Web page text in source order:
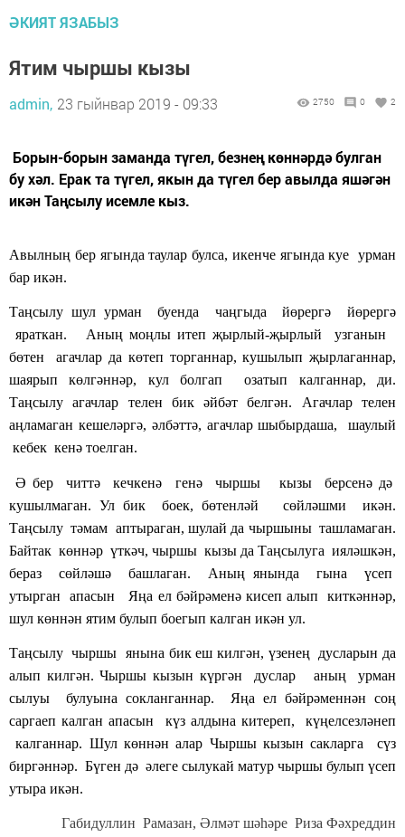
ӘКИЯТ ЯЗАБЫЗ
Ятим чыршы кызы
admin, 23 гыйнвар 2019 - 09:33 2750 0 2
Борын-борын заманда түгел, безнең көннәрдә булган
бу хәл. Ерак та түгел, якын да түгел бер авылда яшәгән
икән Таңсылу исемле кыз.
Авылның бер ягында таулар булса, икенче ягында куе урман
бар икән.
Таңсылу шул урман буенда чаңгыда йөрергәйөрергә
яраткан. Аның моңлы итеп җырлый-җырлый узганын
бөтен
агачлар да көтеп торганнар, кушылып җырлаганнар,
шаярып
көлгәннәр, кул болгап озатып калганнар, ди.
Таңсылу агачлар телен бик әйбәт белгән. Агачлар телен
аңламаган кешеләргә, әлбәттә, агачлар шыбырдаша, шаулый
кебек кенә тоелган.
Ә бер читтә кечкенә генә чыршы кызы берсенә дә
кушылмаган. Ул бик боек, бөтенләй сөйләшми икән.
Таңсылу тәмам аптыраган, шулай да чыршыны ташламаган.
Байтак көннәр үткәч, чыршы кызы да Таңсылуга ияләшкән,
бераз сөйләшә башлаган. Аның янында гына үсеп
утырган апасын Яңа ел бәйрәменә кисеп алып киткәннәр,
шул көннән ятим булып боегып калган икән ул.
Таңсылу чыршы янына бик еш килгән, үзенең дусларын да
алып килгән. Чыршы кызын күргән дуслар аның урман
сылуы булуына сокланганнар. Яңа ел бәйрәменнән соң
саргаеп калган апасын күз алдына китереп, күңелсезләнеп
калганнар. Шул көннән алар Чыршы кызын сакларга сүз
биргәннәр. Бүген дә әлеге сылукай матур чыршы булып үсеп
утыра икән.
Габидуллин Рамазан, Әлмәт шәһәре Риза Фәхреддин